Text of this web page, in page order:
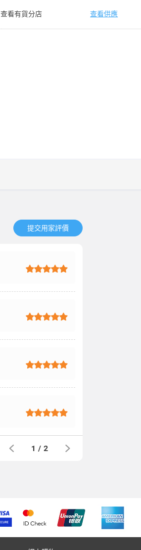
查看有貨分店 查看供應
提交用家評價​
1 / 2